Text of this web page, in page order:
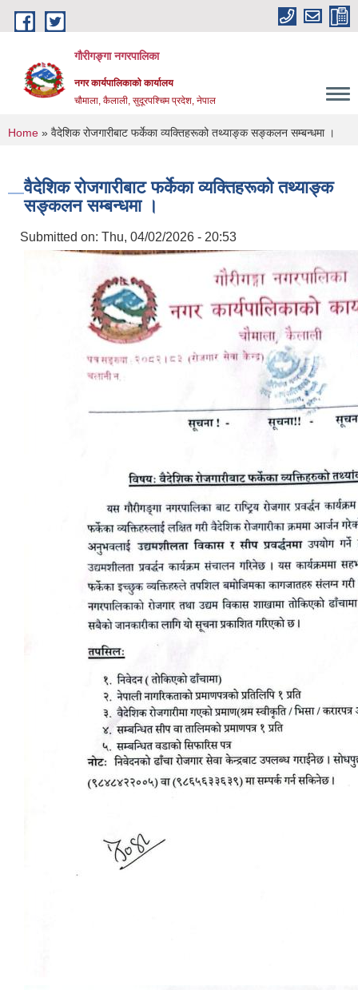
Skip to main content
गौरीगङ्गा नगरपालिका
नगर कार्यपालिकाको कार्यालय
चौमाला, कैलाली, सुदूरपश्चिम प्रदेश, नेपाल
You are here
Home » वैदेशिक रोजगारीबाट फर्केका व्यक्तिहरूको तथ्याङ्क सङ्कलन सम्बन्धमा ।
वैदेशिक रोजगारीबाट फर्केका व्यक्तिहरूको तथ्याङ्क
सङ्कलन सम्बन्धमा ।
Submitted on: Thu, 04/02/2026 - 20:53